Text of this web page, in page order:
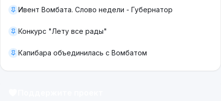
Ивент Вомбата. Слово недели - Губернатор
Конкурс "Лету все рады"
Капибара объединилась с Вомбатом